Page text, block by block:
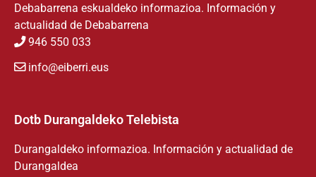
Debabarrena eskualdeko informazioa. Información y
actualidad de Debabarrena
946 550 033
info@eiberri.eus
Dotb Durangaldeko Telebista
Durangaldeko informazioa. Información y actualidad de
Durangaldea